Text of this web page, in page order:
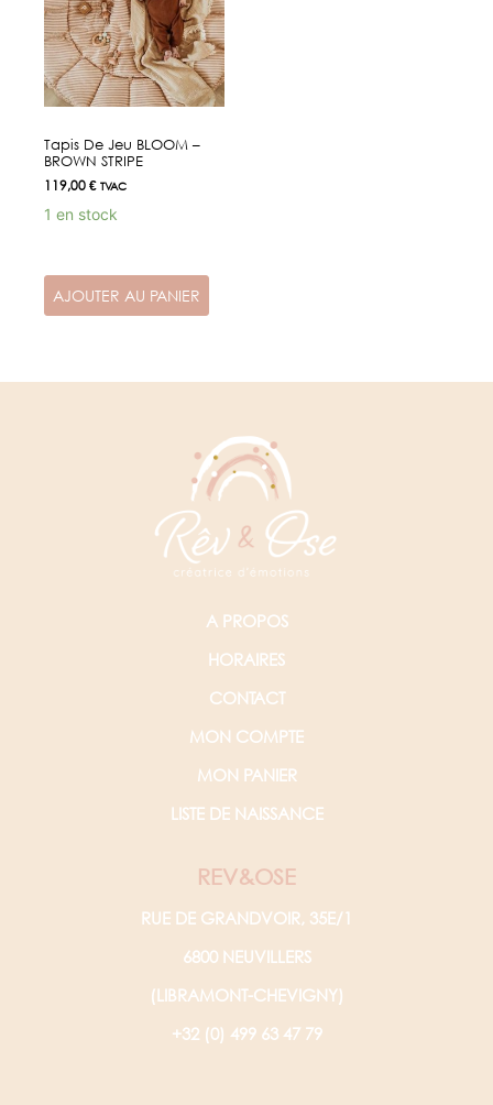
Tapis De Jeu BLOOM –
BROWN STRIPE
119,00€ TVAC
1 en stock
AJOUTER AU PANIER
A PROPOS
HORAIRES
CONTACT
MON COMPTE
MON PANIER
LISTE DE NAISSANCE
REV&OSE
RUE DE GRANDVOIR, 35E/1
6800 NEUVILLERS
(LIBRAMONT-CHEVIGNY)
+32 (0) 499 63 47 79